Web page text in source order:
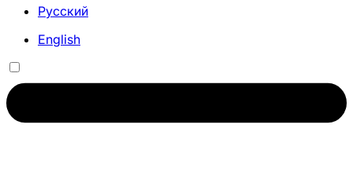
Русский
English